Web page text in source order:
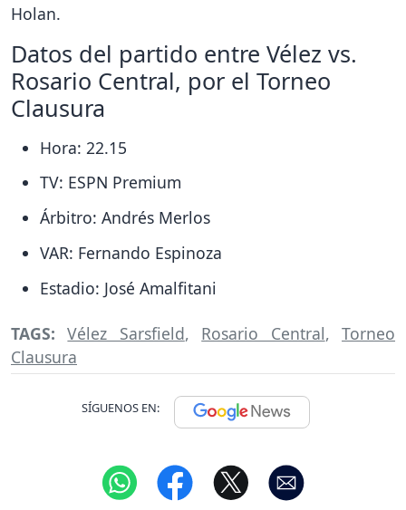
Holan.
Datos del partido entre Vélez vs.
Rosario Central, por el Torneo
Clausura
Hora: 22.15
TV: ESPN Premium
Árbitro: Andrés Merlos
VAR: Fernando Espinoza
Estadio: José Amalfitani
TAGS:Vélez Sarsfield, Rosario Central,Torneo
Clausura
SÍGUENOS EN: